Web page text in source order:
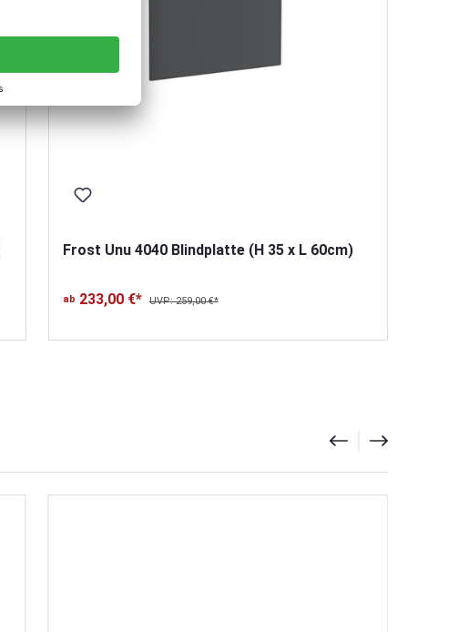
Frost Unu 4040 Blindplatte (H 35 x L 60cm)
ab 233,00 €* UVP: 259,00 €*